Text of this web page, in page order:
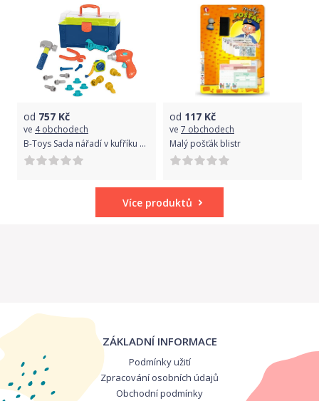
od 757 Kč
ve 4 obchodech
B-Toys Sada nářadí v kufříku Busy Builder
od 117 Kč
ve 7 obchodech
Malý pošťák blistr
Více produktů
ZÁKLADNÍ INFORMACE
Podmínky užití
Zpracování osobních údajů
Obchodní podmínky